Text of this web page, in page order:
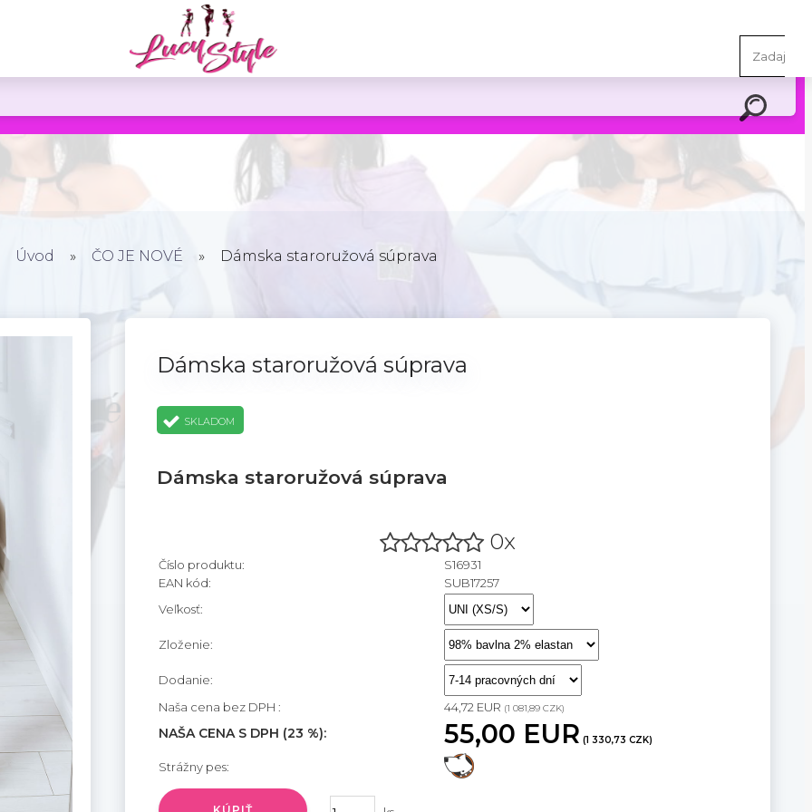
cookies. Používaním našich stránok súhlasíte s ukladaním súborov cookie na vašom počítači / zariadení. Nastavenia cookies
Úvod » ČO JE NOVÉ » Dámska staroružová súprava
Dámska staroružová súprava
SKLADOM
Dámska staroružová súprava
0x
Číslo produktu:
S16931
EAN kód:
SUB17257
Veľkosť:
Zloženie:
Dodanie:
Naša cena bez DPH :
44,72 EUR (1 081,89 CZK)
NAŠA CENA S DPH (23 %): 55,00 EUR (1 330,73 CZK)
Strážny pes: